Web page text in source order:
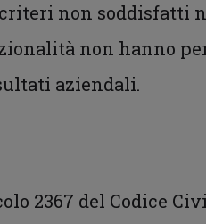
non soddisfatti
non hanno
aziendali.
2367 del Codice